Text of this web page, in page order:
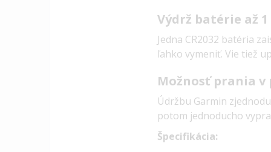
Výdrž batérie až
Jedna CR2032 batéria
ľahko vymeniť. Vie tiež
Možnosť prania v
Údržbu Garmin
potom jednoducho
Špecifikácia: